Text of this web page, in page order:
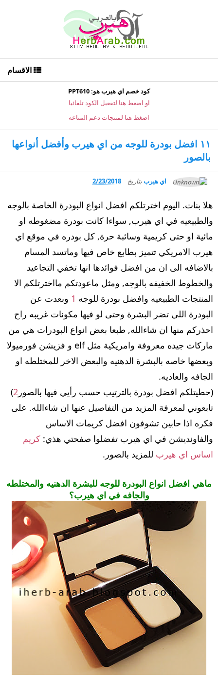
الاقسام
كود خصم اي هيرب هو: PPT610
او اضغط هنا لتفعيل الكود تلقائيا
اضغط هنا لمنتجات دعم المناعه
١١ افضل بودرة للوجه من اي هيرب وأفضل أنواعها
بالصور
اي هيرببتاريخ 2/23/2018
هلا بنات. اليوم اخترتلكم افضل انواع البودرة الخاصة بالوجه
والطبيعيه في اي هيرب, سواءا كانت بودرة مضغوطه او
مائية او حتى كريمية وسائبة حرة, كل بودره في موقع اي
هيرب الامريكي تتميز بطابع خاص فيها وماتسد المسام
بالاضافه الى ان من افضل فوائدها انها تخفي التجاعيد
والخطوط الخفيفه بالوجه, ومثل ماعودتكم مااخترتلكم الا
المنتجات الطبيعيه وافضل بودرة للوجه 1 وبعدت عن
البودرة اللي تضر البشرة وحتى لو فيها مكونات غريبه راح
احذركم منها ان شاءالله, طبعا بعض انواع البودرات هي من
ماركات جيده معروفة وامريكية مثل elf و فزيشن فورميولا
وبعضها خاصه بالبشرة الدهنيه والبعض الاخر للمختلطه او
الجافه والعاديه.
(حطيتلكم افضل بودرة بالترتيب حسب رأيي فيها بالصور 2
)
تابعوني لمعرفة المزيد من التفاصيل عنها ان شاءالله. على
فكره اذا حابين تشوفون افضل كريمات الاساس
والفاونديشن في اي هيرب تفضلوا صفحتي هذي: كريم
اساس اي هيرب للمزيد بالصور.
ماهي افضل انواع البودرة للوجه للبشرة الدهنيه والمختلطه
والجافه في اي هيرب؟